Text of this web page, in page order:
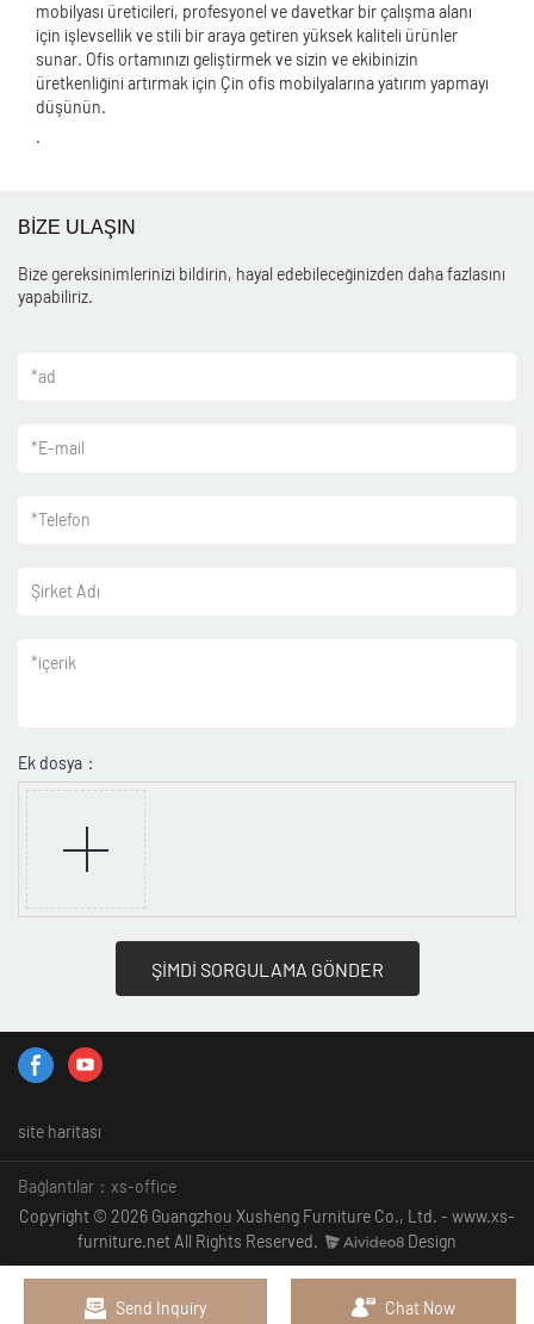
mobilyası üreticileri, profesyonel ve davetkar bir çalışma alanı
için işlevsellik ve stili bir araya getiren yüksek kaliteli ürünler
sunar. Ofis ortamınızı geliştirmek ve sizin ve ekibinizin
üretkenliğini artırmak için Çin ofis mobilyalarına yatırım yapmayı
düşünün.
.
BİZE ULAŞIN
Bize gereksinimlerinizi bildirin, hayal edebileceğinizden daha fazlasını
yapabiliriz.
*ad
*E-mail
*Telefon
Şirket Adı
*içerik
Ek dosya：
ŞİMDİ SORGULAMA GÖNDER
site haritası
Bağlantılar： xs-office
Copyright © 2026 Guangzhou Xusheng Furniture Co., Ltd. - www.xs-
furniture.net All Rights Reserved.
Design
Send Inquiry Chat Now